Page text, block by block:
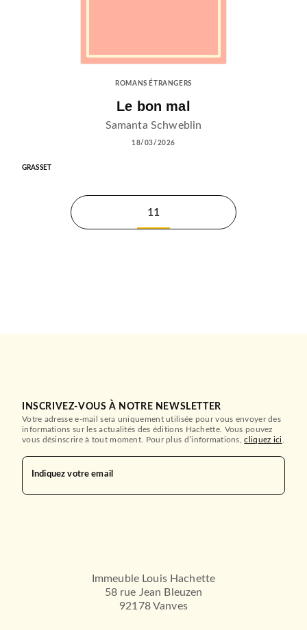
ROMANS ÉTRANGERS
Le bon mal
Samanta Schweblin
18/03/2026
GRASSET
11
INSCRIVEZ-VOUS À NOTRE NEWSLETTER
Votre adresse e-mail sera uniquement utilisée pour vous envoyer des
informations sur les actualités des éditions Hachette. Vous pouvez
vous désinscrire à tout moment. Pour plus d’informations,cliquez ici
Indiquez votre email
Immeuble Louis Hachette
58 rue Jean Bleuzen
92178 Vanves